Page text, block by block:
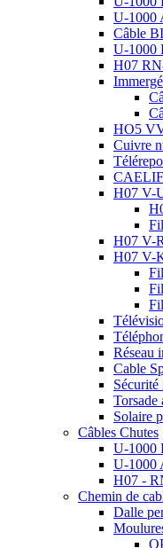
U-1000
Câble
U-1000
H07
Immergé
HO5
Cuivre
H07 V-
H07 V-
H07 V-
Réseau
Cable
Sécurité
Solaire
Câbles Chutes
U-1000
U-1000
H07 -
Chemin de
Dalle